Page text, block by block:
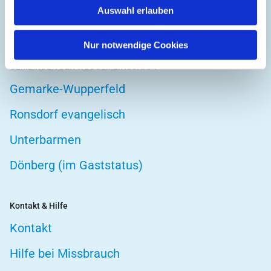
Auswahl erlauben
Nur notwendige Cookies
Telefonseelsorge
GEMEINDEN DER WEGGEMEINSCHAFT
Gemarke-Wupperfeld
Ronsdorf evangelisch
Unterbarmen
Dönberg (im Gaststatus)
Kontakt & Hilfe
Kontakt
Hilfe bei Missbrauch